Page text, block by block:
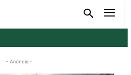
- Anúncio -